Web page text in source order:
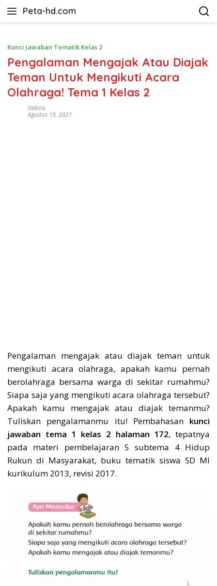
Peta-hd.com
Kumpulan
HD
Kunci Jawaban Tematik Kelas 2
Pengalaman Mengajak Atau Diajak
Teman Untuk Mengikuti Acara
Olahraga! Tema 1 Kelas 2
Dakira
Agustus 19, 2021
Pengalaman mengajak atau diajak teman untuk
mengikuti acara olahraga, apakah kamu pernah
berolahraga bersama warga di sekitar rumahmu?
Siapa saja yang mengikuti acara olahraga tersebut?
Apakah kamu mengajak atau diajak temanmu?
Tuliskan pengalamanmu itu! Pembahasan kunci
jawaban tema 1 kelas 2 halaman 172, tepatnya
pada materi pembelajaran 5 subtema 4 Hidup
Rukun di Masyarakat, buku tematik siswa SD MI
kurikulum 2013, revisi 2017.